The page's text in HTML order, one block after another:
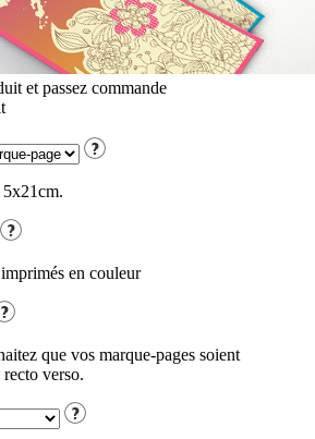
et passez commande
en couleur
que vos marque-pages soient
verso.